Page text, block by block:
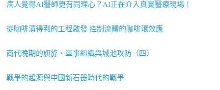
病人覺得AI醫師更有同理心？AI正在介入真實醫療現場！
從咖啡漬得到的工程啟發 控制流體的咖啡環效應
商代晚期的旗斿、軍事組織與城池攻防（四）
戰爭的起源與中國新石器時代的戰爭